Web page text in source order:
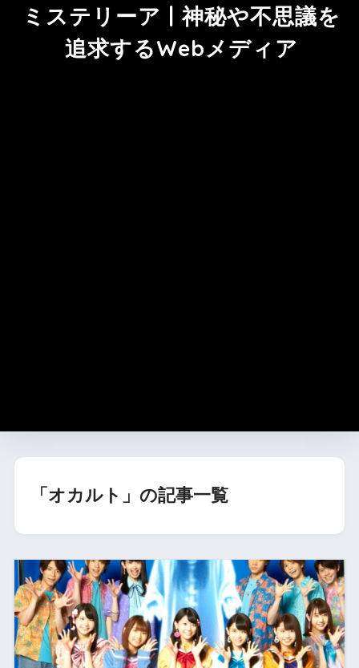
ミステリーア | 神秘や不思議を
追求するWebメディア
「オカルト」の記事一覧